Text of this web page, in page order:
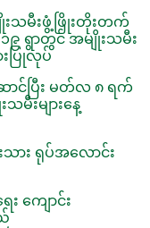
းသမီးဖွံ့ဖြိုးတိုးတက်
၉ ရွာတွင် အမျိုးသမီး
းပြုလုပ်
ောင်ပြီး မတ်လ ၈ ရက်
းများနေ့
ား ရုပ်အလောင်း
ကျောင်း